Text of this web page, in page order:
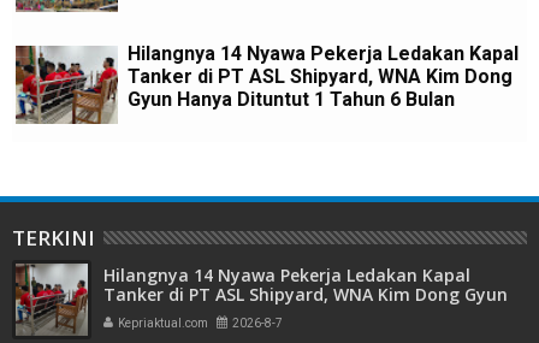
Hilangnya 14 Nyawa Pekerja Ledakan Kapal
Tanker di PT ASL Shipyard, WNA Kim Dong
Gyun Hanya Dituntut 1 Tahun 6 Bulan
TERKINI
Hilangnya 14 Nyawa Pekerja Ledakan Kapal
Tanker di PT ASL Shipyard, WNA Kim Dong Gyun
Hanya Dituntut 1 Tahun 6 Bulan
Kepriaktual.com 2026-8-7